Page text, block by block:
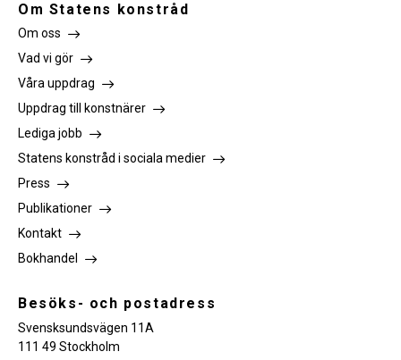
Om Statens konstråd
Om oss
Vad vi gör
Våra uppdrag
Uppdrag till konstnärer
Lediga jobb
Statens konstråd i sociala medier
Press
Publikationer
Kontakt
Bokhandel
Besöks- och postadress
Svensksundsvägen 11A
111 49 Stockholm